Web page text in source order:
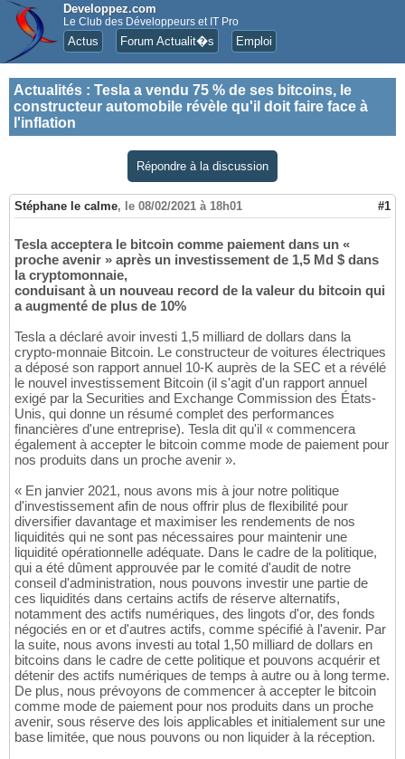
Developpez.com
Le Club des Développeurs et IT Pro
Actus Forum Actualit�s Emploi
Actualités : Tesla a vendu 75 % de ses bitcoins, le
constructeur automobile révèle qu'il doit faire face à
l'inflation
Répondre à la discussion
Stéphane le calme, le 08/02/2021 à 18h01 #1
Tesla acceptera le bitcoin comme paiement dans un «
proche avenir » après un investissement de 1,5 Md $ dans
la cryptomonnaie,
conduisant à un nouveau record de la valeur du bitcoin qui
a augmenté de plus de 10%
Tesla a déclaré avoir investi 1,5 milliard de dollars dans la
crypto-monnaie Bitcoin. Le constructeur de voitures électriques
a déposé son rapport annuel 10-K auprès de la SEC et a révélé
le nouvel investissement Bitcoin (il s'agit d'un rapport annuel
exigé par la Securities and Exchange Commission des États-
Unis, qui donne un résumé complet des performances
financières d'une entreprise). Tesla dit qu'il « commencera
également à accepter le bitcoin comme mode de paiement pour
nos produits dans un proche avenir ».
« En janvier 2021, nous avons mis à jour notre politique
d'investissement afin de nous offrir plus de flexibilité pour
diversifier davantage et maximiser les rendements de nos
liquidités qui ne sont pas nécessaires pour maintenir une
liquidité opérationnelle adéquate. Dans le cadre de la politique,
qui a été dûment approuvée par le comité d'audit de notre
conseil d'administration, nous pouvons investir une partie de
ces liquidités dans certains actifs de réserve alternatifs,
notamment des actifs numériques, des lingots d'or, des fonds
négociés en or et d'autres actifs, comme spécifié à l'avenir. Par
la suite, nous avons investi au total 1,50 milliard de dollars en
bitcoins dans le cadre de cette politique et pouvons acquérir et
détenir des actifs numériques de temps à autre ou à long terme.
De plus, nous prévoyons de commencer à accepter le bitcoin
comme mode de paiement pour nos produits dans un proche
avenir, sous réserve des lois applicables et initialement sur une
base limitée, que nous pouvons ou non liquider à la réception.